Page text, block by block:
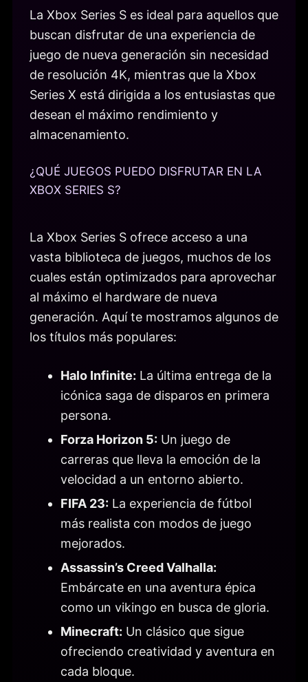
La Xbox Series S es ideal para aquellos que
buscan disfrutar de una experiencia de
juego de nueva generación sin necesidad
de resolución 4K, mientras que la Xbox
Series X está dirigida a los entusiastas que
desean el máximo rendimiento y
almacenamiento.
¿QUÉ JUEGOS PUEDO DISFRUTAR EN LA
XBOX SERIES S?
La Xbox Series S ofrece acceso a una
vasta biblioteca de juegos, muchos de los
cuales están optimizados para aprovechar
al máximo el hardware de nueva
generación. Aquí te mostramos algunos de
los títulos más populares:
Halo Infinite: La última entrega de la
icónica saga de disparos en primera
persona.
Forza Horizon 5: Un juego de
carreras que lleva la emoción de la
velocidad a un entorno abierto.
FIFA 23: La experiencia de fútbol
más realista con modos de juego
mejorados.
Assassin’s Creed Valhalla:
Embárcate en una aventura épica
como un vikingo en busca de gloria.
Minecraft: Un clásico que sigue
ofreciendo creatividad y aventura en
cada bloque.